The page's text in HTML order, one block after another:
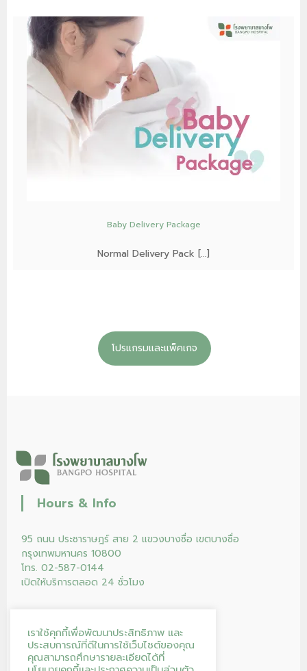
Baby Delivery Package
Normal Delivery Pack […]
โปรแกรมและแพ็คเกจ
Hours & Info
95 ถนน ประชาราษฎร์ สาย 2 แขวงบางซื่อ เขตบางซื่อ
กรุงเทพมหานคร 10800
โทร. 02-587-0144
เปิดให้บริการตลอด 24 ชั่วโมง
เราใช้คุกกี้เพื่อพัฒนาประสิทธิภาพ และ
ประสบการณ์ที่ดีในการใช้เว็บไซต์ของคุณ
คุณสามารถศึกษารายละเอียดได้ที่